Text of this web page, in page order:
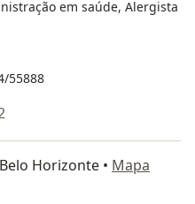
em saúde, Alergista
55888
Horizonte • Mapa